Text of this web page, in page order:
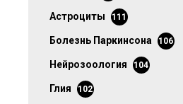
астроциты 111
болезнь Паркинсона 106
нейрозоология 104
глия 102